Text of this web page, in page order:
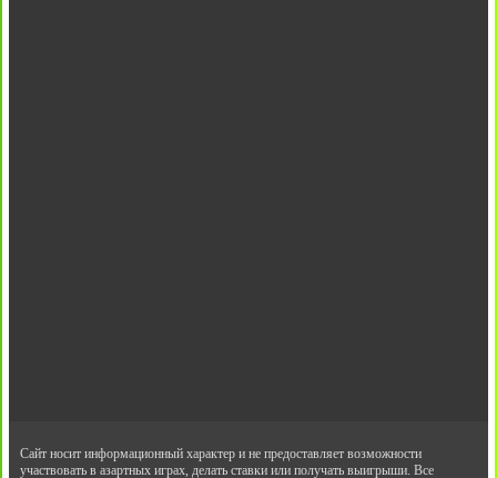
Сайт носит информационный характер и не предоставляет возможности
участвовать в азартных играх, делать ставки или получать выигрыши. Все